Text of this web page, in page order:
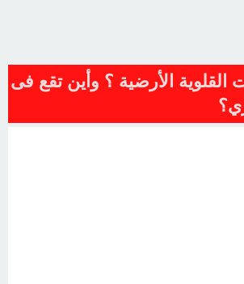
القلوية الأرضية ؟ وأين تقع فى